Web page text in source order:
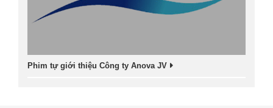
Phim tự giới thiệu Công ty Anova JV